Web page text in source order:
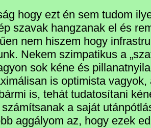
hogy ezt én sem tudom
szavak hangzanak el és
nem hiszem hogy
Nekem szimpatikus a
sok kéne és
is optimista
is, tehát tudatosítani
a saját
aggályom az, hogy ezek